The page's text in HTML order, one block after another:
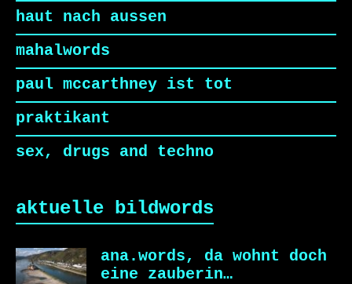
haut nach aussen
mahalwords
paul mccarthney ist tot
praktikant
sex, drugs and techno
aktuelle bildwords
ana.words, da wohnt doch
eine zauberin…